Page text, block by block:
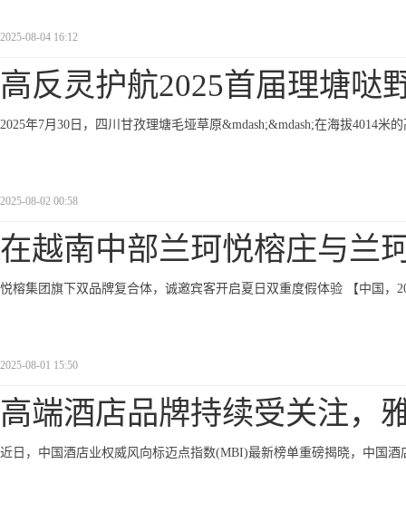
2025-08-04 16:12
高反灵护航2025首届理塘哒
2025年7月30日，四川甘孜理塘毛垭草原&mdash;&mdash;在海拔4014米
2025-08-02 00:58
在越南中部兰珂悦榕庄与兰
悦榕集团旗下双品牌复合体，诚邀宾客开启夏日双重度假体验 【中国，
2025-08-01 15:50
高端酒店品牌持续受关注，
近日，中国酒店业权威风向标迈点指数(MBI)最新榜单重磅揭晓，中国